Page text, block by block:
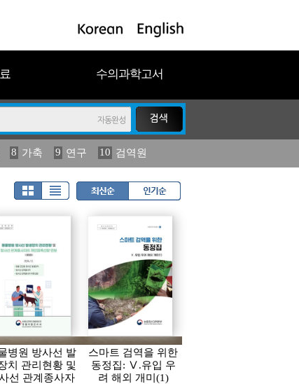
수의과학고서
8 가축 9 연구 10 검역원
18 2023 19 농림수산
병원 방사선 발
치 관리현황 및
선 관계종사자
스마트 검역을 위한
동정집: Ⅴ.유입 우
려 해외 개미(1)